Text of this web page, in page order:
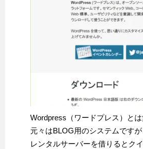
Wordpress（ワードプレス）と
元々はBLOG用のシステムです
レンタルサーバーを借りるとク